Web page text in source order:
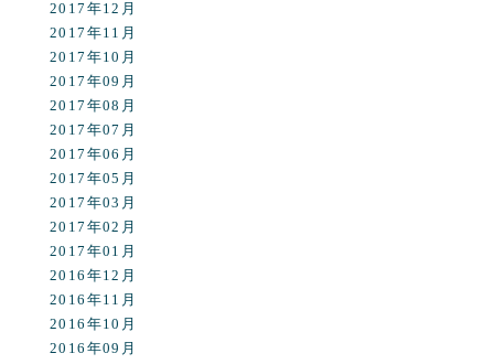
2017年12月
2017年11月
2017年10月
2017年09月
2017年08月
2017年07月
2017年06月
2017年05月
2017年03月
2017年02月
2017年01月
2016年12月
2016年11月
2016年10月
2016年09月